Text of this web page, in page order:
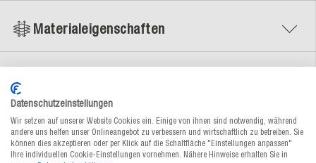
Materialeigenschaften
Dokumente
Datenschutzeinstellungen
Wir setzen auf unserer Website Cookies ein. Einige von ihnen sind notwendig, während
andere uns helfen unser Onlineangebot zu verbessern und wirtschaftlich zu betreiben. Sie
können dies akzeptieren oder per Klick auf die Schaltfläche "Einstellungen anpassen"
Ihre individuellen Cookie-Einstellungen vornehmen. Nähere Hinweise erhalten Sie in